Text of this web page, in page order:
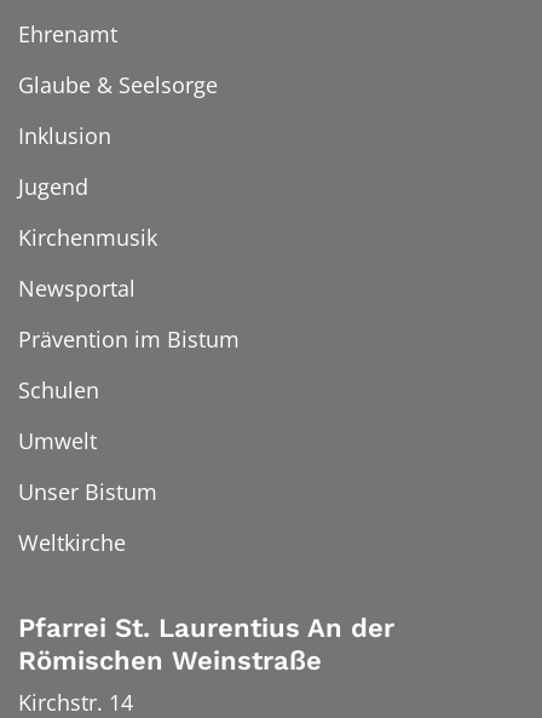
Ehrenamt
Glaube & Seelsorge
Inklusion
Jugend
Kirchenmusik
Newsportal
Prävention im Bistum
Schulen
Umwelt
Unser Bistum
Weltkirche
Pfarrei St. Laurentius An der
Römischen Weinstraße
Kirchstr. 14